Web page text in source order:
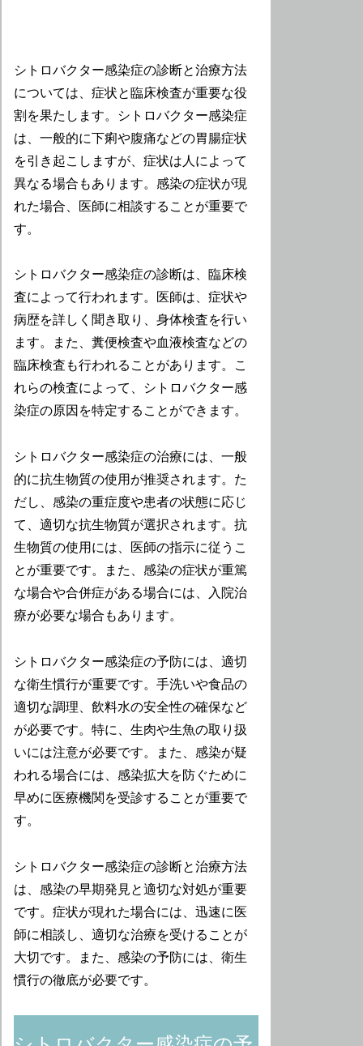
シトロバクター感染症の診断と治療方法
については、症状と臨床検査が重要な役
割を果たします。シトロバクター感染症
は、一般的に下痢や腹痛などの胃腸症状
を引き起こしますが、症状は人によって
異なる場合もあります。感染の症状が現
れた場合、医師に相談することが重要で
す。
シトロバクター感染症の診断は、臨床検
査によって行われます。医師は、症状や
病歴を詳しく聞き取り、身体検査を行い
ます。また、糞便検査や血液検査などの
臨床検査も行われることがあります。こ
れらの検査によって、シトロバクター感
染症の原因を特定することができます。
シトロバクター感染症の治療には、一般
的に抗生物質の使用が推奨されます。た
だし、感染の重症度や患者の状態に応じ
て、適切な抗生物質が選択されます。抗
生物質の使用には、医師の指示に従うこ
とが重要です。また、感染の症状が重篤
な場合や合併症がある場合には、入院治
療が必要な場合もあります。
シトロバクター感染症の予防には、適切
な衛生慣行が重要です。手洗いや食品の
適切な調理、飲料水の安全性の確保など
が必要です。特に、生肉や生魚の取り扱
いには注意が必要です。また、感染が疑
われる場合には、感染拡大を防ぐために
早めに医療機関を受診することが重要で
す。
シトロバクター感染症の診断と治療方法
は、感染の早期発見と適切な対処が重要
です。症状が現れた場合には、迅速に医
師に相談し、適切な治療を受けることが
大切です。また、感染の予防には、衛生
慣行の徹底が必要です。